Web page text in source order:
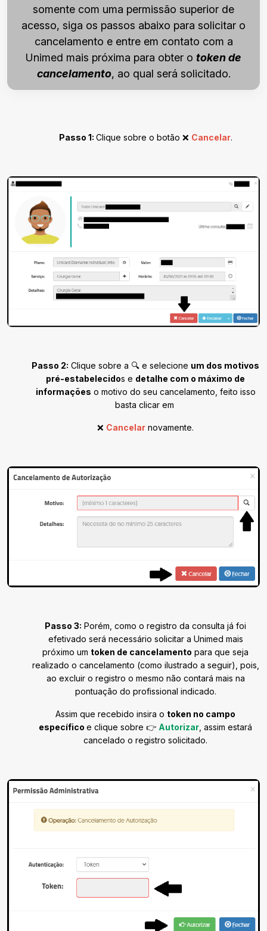
somente com uma permissão superior de
acesso, siga os passos abaixo para solicitar o
cancelamento e entre em contato com a
Unimed mais próxima para obter o token de
cancelamento, ao qual será solicitado.
Passo 1: Clique sobre o botão ❌ Cancelar.
Passo 2: Clique sobre a 🔍 e selecione um dos motivos
pré-estabelecidos e detalhe com o máximo de
informações o motivo do seu cancelamento, feito isso
basta clicar em
❌ Cancelar novamente.
Passo 3: Porém, como o registro da consulta já foi
efetivado será necessário solicitar a Unimed mais
próximo um token de cancelamento para que seja
realizado o cancelamento (como ilustrado a seguir), pois,
ao excluir o registro o mesmo não contará mais na
pontuação do profissional indicado.
Assim que recebido insira o token no campo
específico e clique sobre 👉 Autorizar , assim estará
cancelado o registro solicitado.